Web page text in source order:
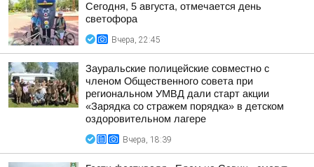
Сегодня, 5 августа, отмечается день
светофора
Вчера, 22:45
Зауральские полицейские совместно с
членом Общественного совета при
региональном УМВД дали старт акции
«Зарядка со стражем порядка» в детском
оздоровительном лагере
Вчера, 18:39